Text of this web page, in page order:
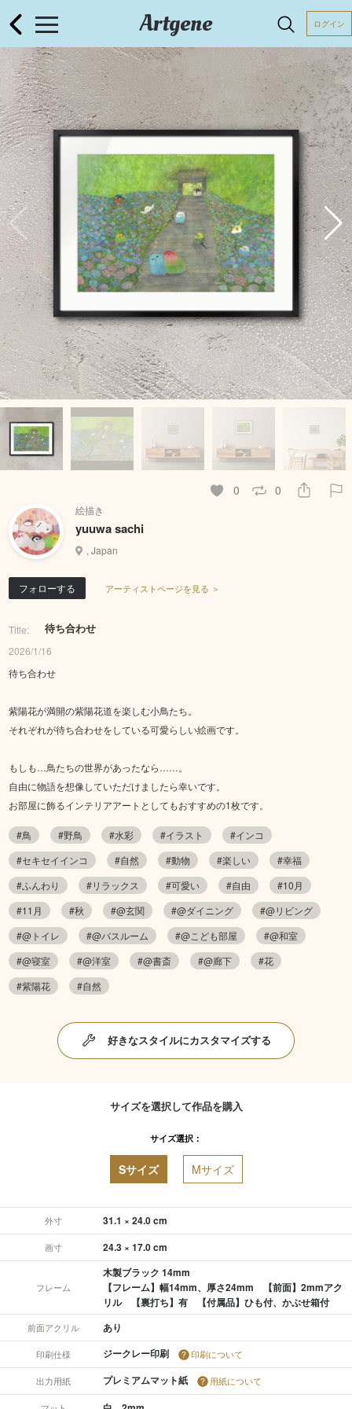
Artgene ログイン
0 0
絵描き
yuuwa sachi
, Japan
フォローする アーティストページを見る ＞
Title: 待ち合わせ
2026/1/16
待ち合わせ
紫陽花が満開の紫陽花道を楽しむ小鳥たち。
それぞれが待ち合わせをしている可愛らしい絵画です。
もしも…鳥たちの世界があったなら……。
自由に物語を想像していただけましたら幸いです。
お部屋に飾るインテリアアートとしてもおすすめの1枚です。
#鳥 #野鳥 #水彩 #イラスト
#インコ
#セキセイインコ
#自然 #動物 #楽しい
#幸福
#ふんわり
#リラックス #可愛い #自由
#10月
#11月
#秋 #@玄関 #@ダイニング
#@リビング
#@トイレ
#@バスルーム #@こども部屋
#@和室
#@寝室
#@洋室 #@書斎 #@廊下
#花
#紫陽花
#自然
好きなスタイルにカスタマイズする
サイズを選択して作品を購入
サイズ選択：
Sサイズ Mサイズ
外寸 31.1 × 24.0 cm
画寸 24.3 × 17.0 cm
フレーム
木製ブラック 14mm
【フレーム】幅14mm、厚さ24mm 【前面】2mmアク
リル 【裏打ち】有 【付属品】ひも付、かぶせ箱付
前面アクリル あり
印刷仕様 ジークレー印刷 印刷について
出力用紙 プレミアムマット紙 用紙について